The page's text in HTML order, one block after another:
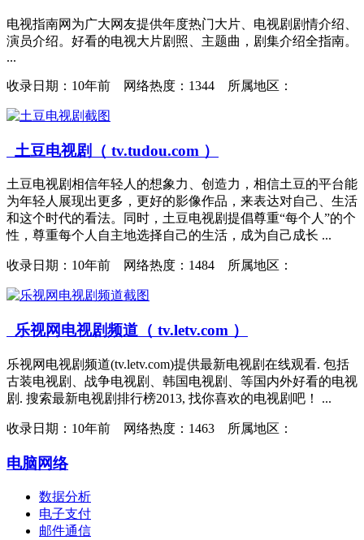
电视指南网为广大网友提供年度热门大片、电视剧剧情介绍、
演员介绍。好看的电视大片剧照、主题曲，剧集介绍全指南。
...
收录日期： 10年前 网络热度：1344 所属地区：
土豆电视剧（ tv.tudou.com ）
土豆电视剧相信年轻人的想象力、创造力，相信土豆的平台能
为年轻人展现出更多，更好的影像作品，来表达对自己、生活
和这个时代的看法。同时，土豆电视剧提倡尊重“每个人”的个
性，尊重每个人自主地选择自己的生活，成为自己成长 ...
收录日期： 10年前 网络热度：1484 所属地区：
乐视网电视剧频道（ tv.letv.com ）
乐视网电视剧频道(tv.letv.com)提供最新电视剧在线观看. 包括
古装电视剧、战争电视剧、韩国电视剧、等国内外好看的电视
剧. 搜索最新电视剧排行榜2013, 找你喜欢的电视剧吧！ ...
收录日期： 10年前 网络热度：1463 所属地区：
电脑网络
数据分析
电子支付
邮件通信